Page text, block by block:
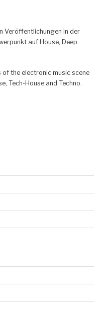
Veröffentlichungen in der
auf House, Deep
the electronic music scene
Tech-House and Techno.